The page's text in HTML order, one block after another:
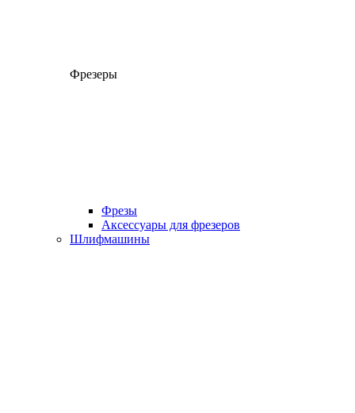
Фрезеры
Фрезы
Аксессуары для фрезеров
Шлифмашины